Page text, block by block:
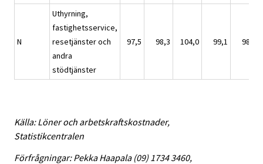
N
Uthyrning,
fastighetsservice,
resetjänster och
andra
stödtjänster
97,5 98,3 104,0 99,1 98,6
Källa: Löner och arbetskraftskostnader,
Statistikcentralen
Förfrågningar: Pekka Haapala (09) 1734 3460,